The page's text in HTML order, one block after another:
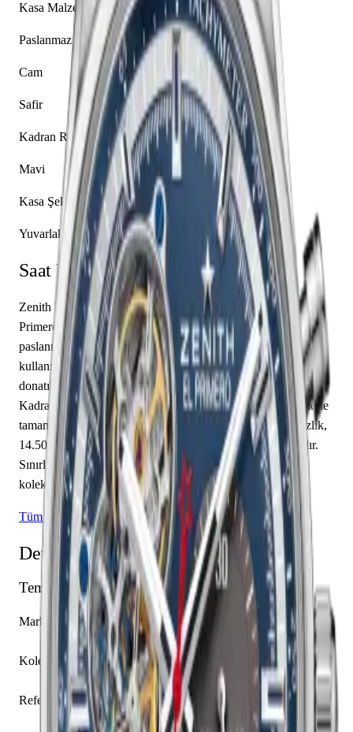
Kasa Malzemesi
Paslanmaz Çelik
Cam
Safir
Kadran Rengi
Mavi
Kasa Şekli
Yuvarlak
Saat Hakkında
Zenith El Primero 03.2040.4061/52.C802, markanın El
Primero koleksiyonuna ait bir kol saati modelidir. Saatin
paslanmaz çelik kasası 42.00 mm çapa sahip olup safir cam
kullanılmıştır. Zenith caliber El Primero 4061 mekanizma ile
donatılmış olan bu saat, saat, dakika özelliklerine sahiptir.
Kadran mavi renkte tasarlanmış olup çubuk / nokta indekslerle
tamamlanmıştır. Teknik detaylarında 100.00 m su geçirmezlik,
14.50 mm kasa yüksekliği, açık arka kapak öne çıkmaktadır.
Sınırlı üretim olarak piyasaya sunulan bu model,
koleksiyonerlerin ilgisini çekmektedir.
Tüm Zenith Modelleri
Detaylı Teknik Özellikler
Temel Bilgiler
Marka
Zenith
Koleksiyon
El Primero
Referans
03.2040.4061/52.C802